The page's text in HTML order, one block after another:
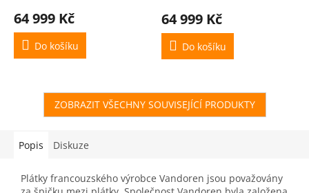
64 999 Kč
Do košíku
64 999 Kč
Do košíku
ZOBRAZIT VŠECHNY SOUVISEJÍCÍ PRODUKTY
Popis Diskuze
Plátky francouzského výrobce Vandoren jsou považovány